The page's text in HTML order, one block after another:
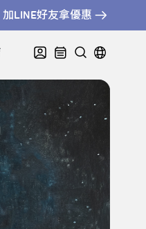
加LINE好友拿優惠